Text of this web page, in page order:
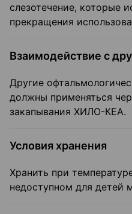
слезотечение, которые
прекращения
Взаимодействие с
Другие
должны применяться
закапывания ХИЛО-КЕА.
Условия хранения
Хранить при
недоступном для детей